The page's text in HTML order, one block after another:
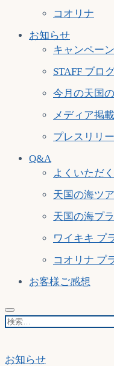
コオリナ
お知らせ
キャンペーン
STAFF ブロ
今月の天国
メディア掲載
プレスリリ
Q&A
よくいただ
天国の海ツ
天国の海プ
ワイキキ プ
コオリナ プ
お客様ご感想
検
お知らせ